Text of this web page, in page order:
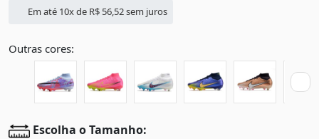
Em até 10x de R$ 56,52sem juros
Outras cores:
Escolha o Tamanho: